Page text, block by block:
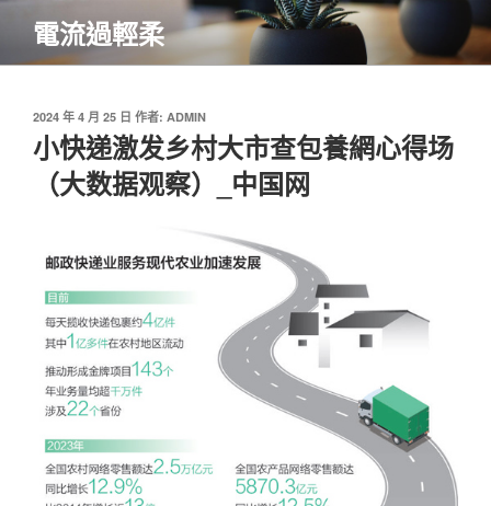
主
電流過輕柔
發
於
2024 年 4 月 25 日 作者: ADMIN
小快递激发乡村大市查包養網心得场
（大数据观察）_中国网